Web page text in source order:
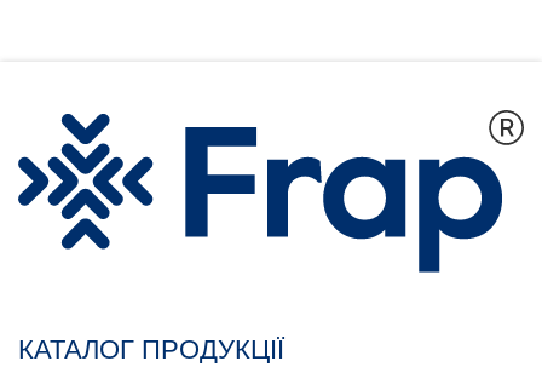
КАТАЛОГ ПРОДУКЦІЇ